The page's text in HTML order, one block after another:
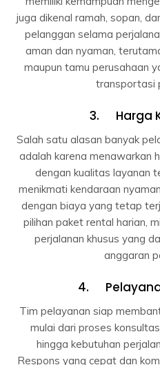
juga dikenal ramah, sopan,
pelanggan selama
aman dan nyaman,
maupun tamu perusahaan
transportasi
3. Harga
Salah satu alasan banyak
adalah karena menawarkan
dengan kualitas layanan
menikmati kendaraan
dengan biaya yang tetap
pilihan paket rental harian,
perjalanan khusus yang
anggaran
4.
Tim pelayanan siap
mulai dari proses
hingga kebutuhan
Respons yang cepat dan